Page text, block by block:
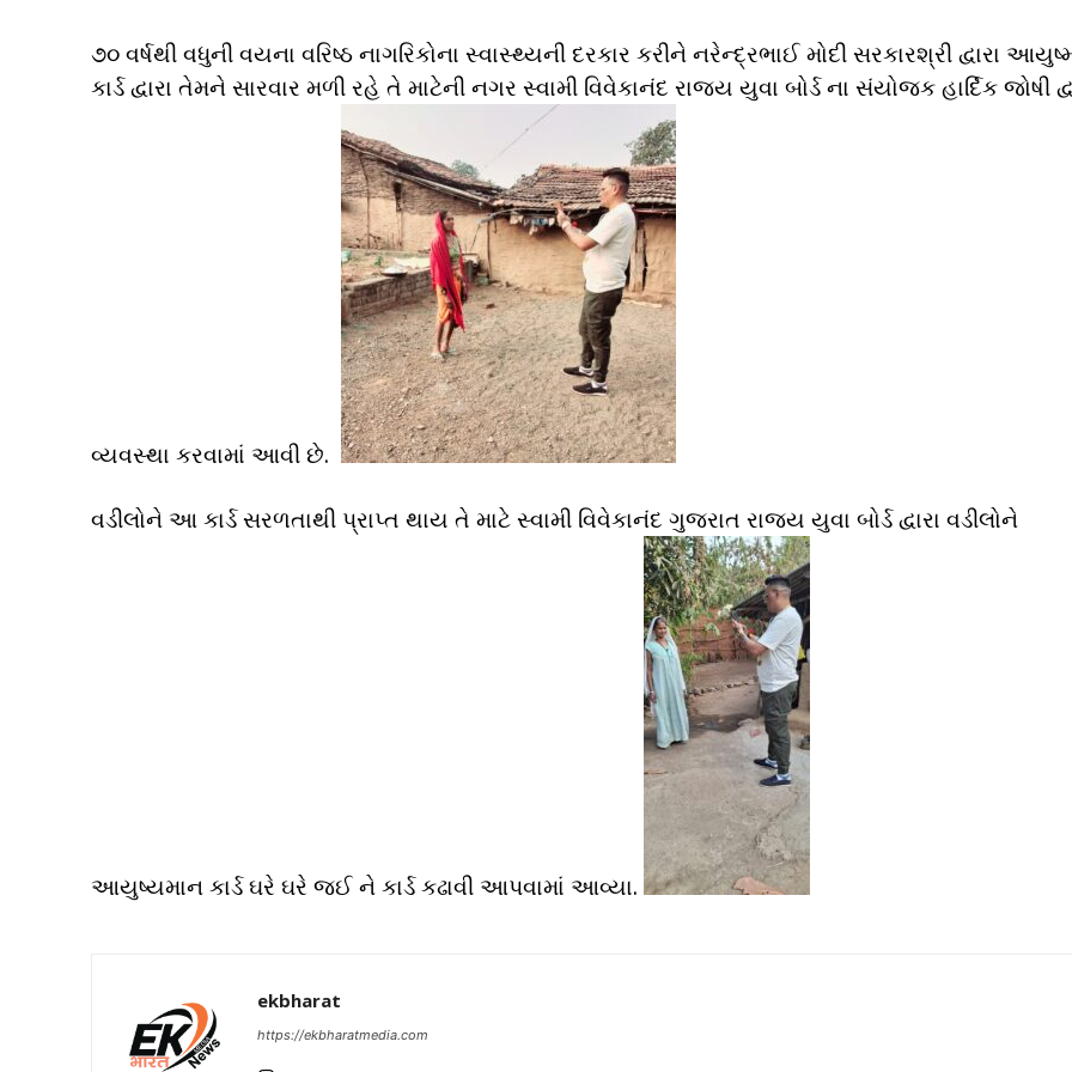
૭૦ વર્ષથી વધુની વયના વરિષ્ઠ નાગરિકોના સ્વાસ્થ્યની દરકાર કરીને નરેન્દ્રભાઈ મોદી સરકારશ્રી દ્વારા
કાર્ડ દ્વારા તેમને સારવાર મળી રહે તે માટેની નગર સ્વામી વિવેકાનંદ રાજ્ય યુવા બોર્ડ ના સંયોજક હાર્દિક જોષી
વ્યવસ્થા કરવામાં આવી છે.
વડીલોને આ કાર્ડ સરળતાથી પ્રાપ્ત થાય તે માટે સ્વામી વિવેકાનંદ ગુજરાત રાજ્ય યુવા બોર્ડ દ્વારા વડીલોને
આયુષ્યમાન કાર્ડ ઘરે ઘરે જઈ ને કાર્ડ કઢાવી આપવામાં આવ્યા.
ekbharat
https://ekbharatmedia.com